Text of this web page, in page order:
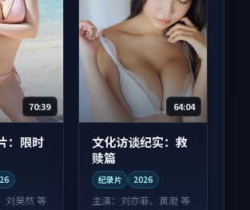
70:39
：限时
刘昊然 等
64:04
文化访谈纪实：救
赎篇
纪录片 2026
主演： 刘亦菲、黄渤 等